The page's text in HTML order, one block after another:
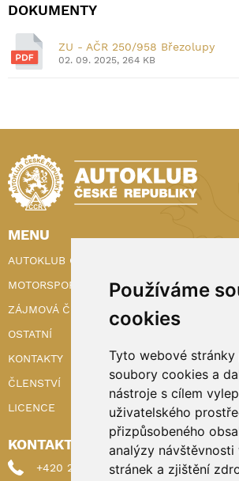
Používáme
cookies
Tyto webové stránky
soubory cookies a
nástroje s cílem
uživatelského
přizpůsobeného
analýzy návštěvnosti
stránek a zjištění
DOKUMENTY
ZU - AČR 250/958 Březolupy
02. 09. 2025, 264 KB
MENU
AUTOKLUB ČR
MOTORSPORT
ZÁJMOVÁ ČINNOST
OSTATNÍ
KONTAKTY
ČLENSTVÍ
LICENCE
KONTAKTY
+420 222 898 224 (sekretariat)